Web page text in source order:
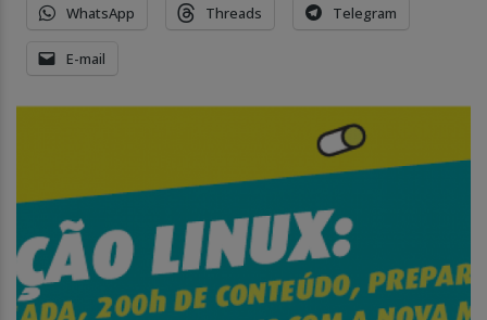
WhatsApp Threads Telegram
E-mail